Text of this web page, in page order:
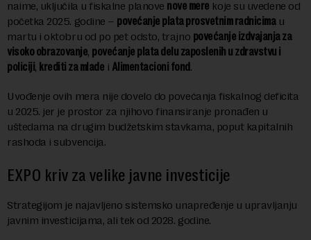
naime, uključila u fiskalne planove nove mere koje su uvedene od
početka 2025. godine – povećanje plata prosvetnim radnicimau
martu i oktobru od po pet odsto, trajno povećanje izdvajanja za
visoko obrazovanje, povećanje plata delu zaposlenih u zdravstvu i
policiji, krediti za mlade i Alimentacioni fond.
Uvođenje ovih mera nije dovelo do povećanja fiskalnog deficita
u 2025. jer je prostor za njihovo finansiranje pronađen u
uštedama na drugim budžetskim stavkama, poput kapitalnih
rashoda i subvencija.
EXPO kriv za velike javne investicije
Strategijom je najavljeno sistemsko unapređenje u upravljanju
javnim investicijama, ali tek od 2028. godine.